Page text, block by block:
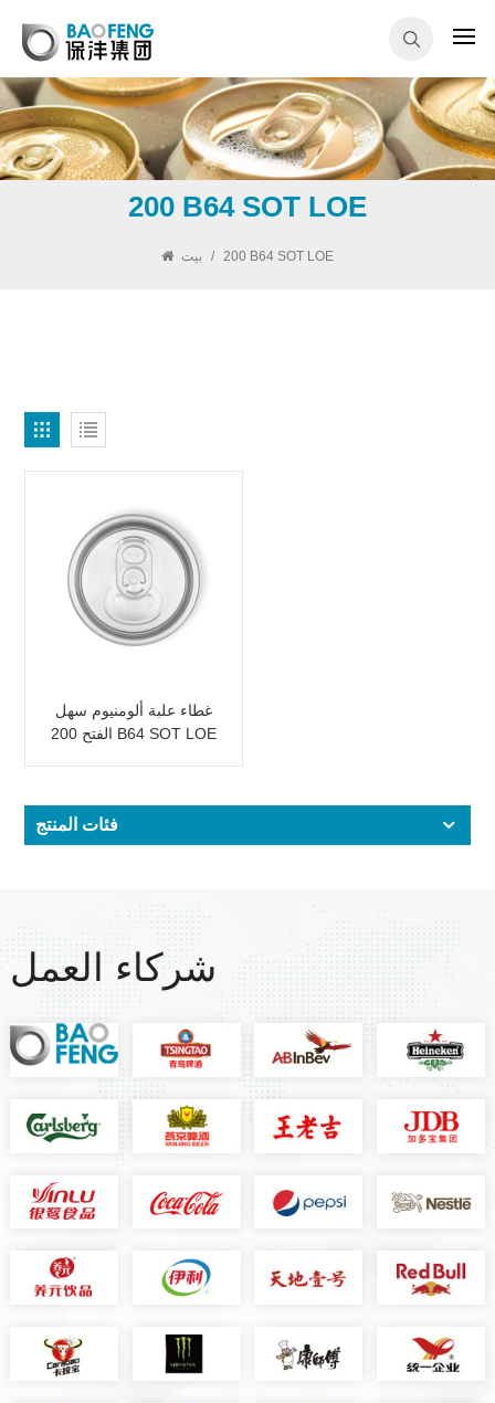
200 B64 SOT LOE
/ 200 B64 SOT LOE
غطاء علبة ألومنيوم سهل
الفتح 200 B64 SOT LOE
فئات المنتج
شركاء العمل